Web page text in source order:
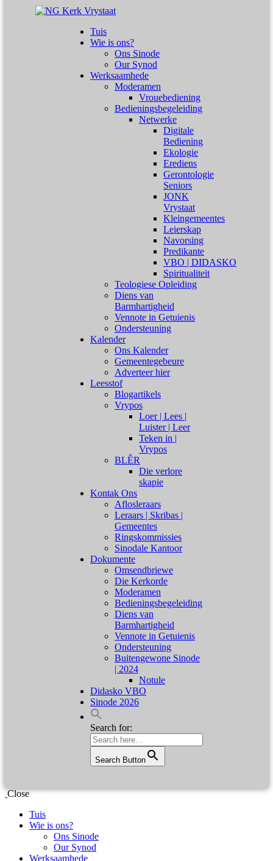
Tuis
Wie is ons?
Ons Sinode
Our Synod
Werksaamhede
Moderamen
Vrouebediening
Bedieningsbegeleiding
Netwerke
Digitale
Bediening
Ekologie
Erediens
Gerontologie
Seniors
JONK
Vrystaat
Kleingemeentes
Leierskap
Navorsing
Predikante
VBO | DIDASKO
Spiritualiteit
Teologiese Opleiding
Diens van
Barmhartigheid
Vennote in Getuienis
Ondersteuning
Kalender
Ons Kalender
Gemeentegebeure
Adverteer hier
Leesstof
Blogartikels
Vrypos
Loer | Lees |
Luister | Leer
Teken in |
Vrypos
BLÊR
Die verlore
skapie
Kontak Ons
Aflosleraars
Leraars | Skribas |
Gemeentes
Ringskommissies
Sinodale Kantoor
Dokumente
Omsendbriewe
Die Kerkorde
Moderamen
Bedieningsbegeleiding
Diens van
Barmhartigheid
Vennote in Getuienis
Ondersteuning
Buitengewone Sinode
| 2024
Notule
Didasko VBO
Sinode 2026
Search for:
Search Button
Close
Tuis
Wie is ons?
Ons Sinode
Our Synod
Werksaamhede